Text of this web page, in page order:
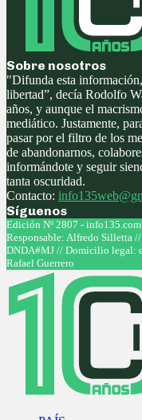
Sobre nosotros
"Difunda esta
libertad”, decía Rodolfo
años, y aunque el
mediático. Justamente,
pasar por el filtro de los
de abandonarnos,
informándote y seguir
tanta oscuridad.
Contacto:
Síguenos
Facebook
Twitter
Instagram
Youtube
Edición Nº 2807 -
Responsable: Alfredo Silletta
DNDA#MJ // Domicilio legal:
Rafael Guerrero